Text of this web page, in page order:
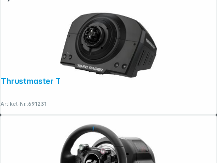
Thrustmaster TS-PC Racer Servo Base
Artikel-Nr.:691231